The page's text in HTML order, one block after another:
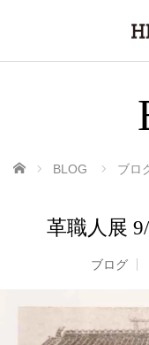
ホーム BLOG ブロ
革職人展
ブログ